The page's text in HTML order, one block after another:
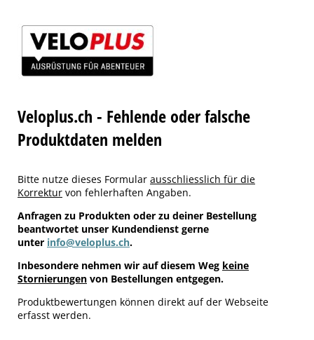
Veloplus.ch - Fehlende oder falsche
Produktdaten melden
Bitte nutze dieses Formular ausschliesslich für die
Korrektur von fehlerhaften Angaben.
Anfragen zu Produkten oder zu deiner Bestellung
beantwortet unser Kundendienst gerne
unter info@veloplus.ch.
Inbesondere nehmen wir auf diesem Weg keine
Stornierungen von Bestellungen entgegen.
Produktbewertungen können direkt auf der Webseite
erfasst werden.